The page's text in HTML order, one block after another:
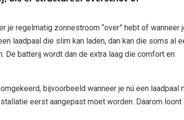
je regelmatig zonnestroom “over” hebt of wanneer
laadpaal die slim kan laden, dan kan die soms al
De batterij wordt dan de extra laag die comfort en
bijvoorbeeld wanneer je nú een laadpaal
eerst aangepast moet worden. Daarom loont